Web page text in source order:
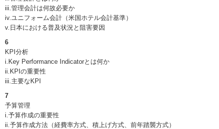
iii.管理会計は何故必要か
iv.ユニフォーム会計（米国ホテル会計基準）
v.日本における普及状況と阻害要因
6
KPI分析
i.Key Performance Indicatorとは何か
ii.KPIの重要性
iii.主要なKPI
7
予算管理
i.予算作成の重要性
ii.予算作成方法（経費率方式、積上げ方式、前年踏襲方式）